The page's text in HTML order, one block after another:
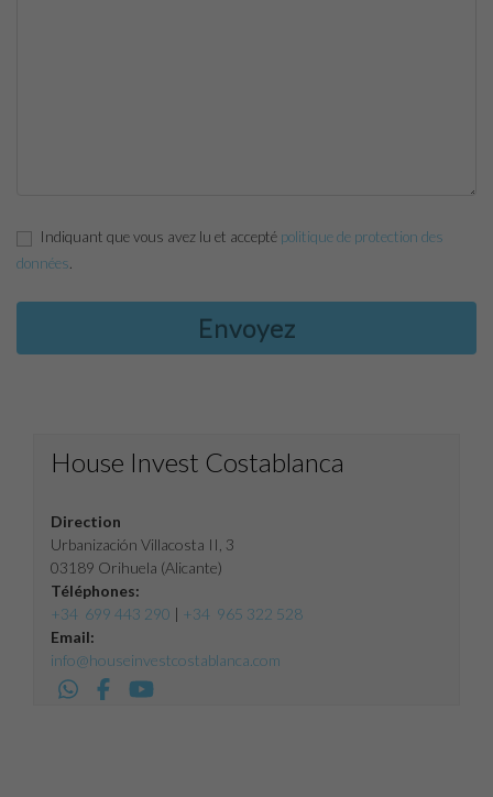
Indiquant que vous avez lu et accepté politique de protection des
données
House Invest Costablanca
Direction
Urbanización Villacosta II, 3
03189 Orihuela (Alicante)
Téléphones:
+34 699 443 290 | +34 965 322 528
Email:
info@houseinvestcostablanca.com